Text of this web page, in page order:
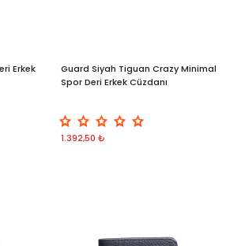
Erkek
Guard Siyah Tiguan Crazy Minimal
Spor Deri Erkek Cüzdanı
1.392,50 ₺